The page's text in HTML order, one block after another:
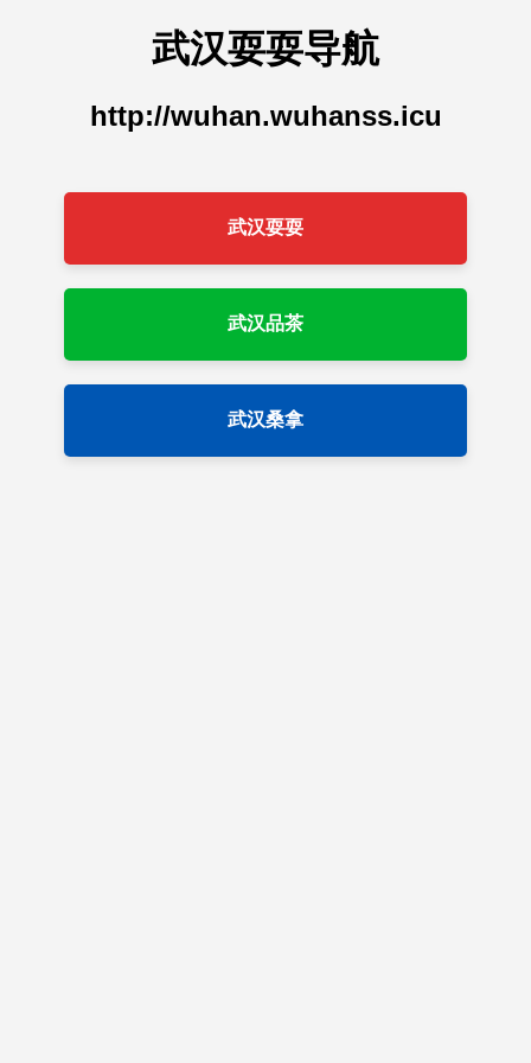
武汉耍耍导航
http://wuhan.wuhanss.icu
武汉耍耍
武汉品茶
武汉桑拿